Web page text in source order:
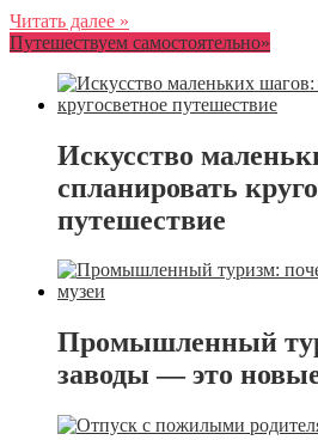
Читать далее »
Путешествуем самостоятельно»
Искусство
спланировать
путешествие
Промышленный
заводы — это